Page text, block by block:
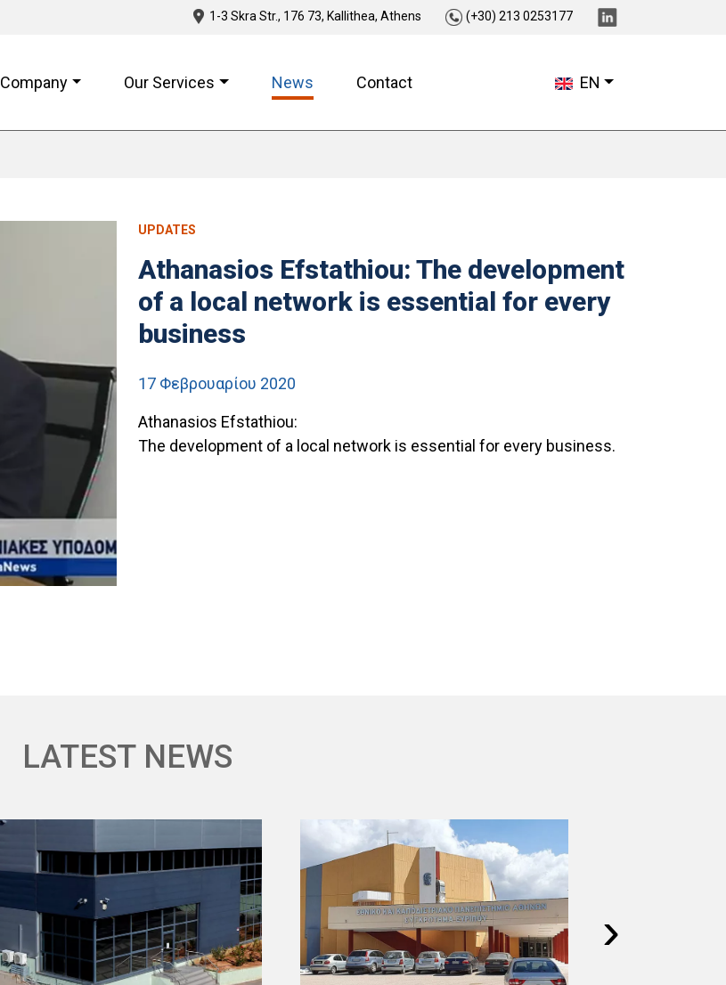
1-3 Skra Str., 176 73, Kallithea, Athens (+30) 213 0253177
Company Our Services News Contact EN
UPDATES
Athanasios Efstathiou: The development
of a local network is essential for every
business
17 Φεβρουαρίου 2020
Athanasios Efstathiou:
The development of a local network is essential for every business.
LATEST NEWS
›